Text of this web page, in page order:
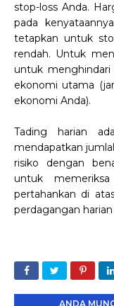
stop-loss Anda.
pada
tetapkan untuk
rendah. Untuk
untuk menghindari
ekonomi utama
ekonomi Anda).
Tading harian
mendapatkan
risiko dengan
untuk
pertahankan di
perdagangan
ANDA